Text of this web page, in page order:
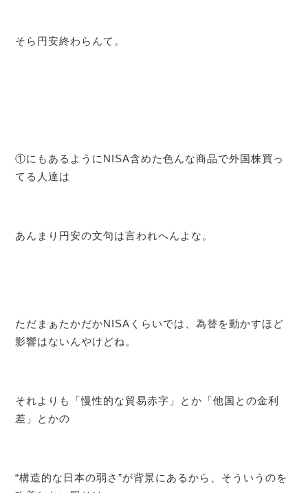
そら円安終わらんて。
①にもあるようにNISA含めた色んな商品で外国株買っ
てる人達は
あんまり円安の文句は言われへんよな。
ただまぁたかだかNISAくらいでは、為替を動かすほど
影響はないんやけどね。
それよりも「慢性的な貿易赤字」とか「他国との金利
差」とかの
“構造的な日本の弱さ”が背景にあるから、そういうのを